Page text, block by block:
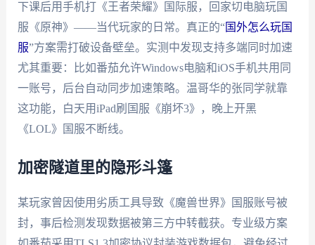
下课后用手机打《王者荣耀》国际服，回家切电脑玩国
服《原神》——当代玩家的日常。真正的“国外怎么玩国
服”方案需打破设备壁垒。实测中发现支持多端同时加速
尤其重要：比如番茄允许Windows电脑和iOS手机共用同
一账号，后台自动同步加速策略。温哥华的张同学就靠
这功能，白天用iPad刷国服《崩坏3》，晚上开黑
《LOL》国服不断线。
加密隧道里的隐形斗篷
某玩家曾因使用劣质工具导致《魔兽世界》国服账号被
封，事后检测发现数据被第三方中转截获。专业级方案